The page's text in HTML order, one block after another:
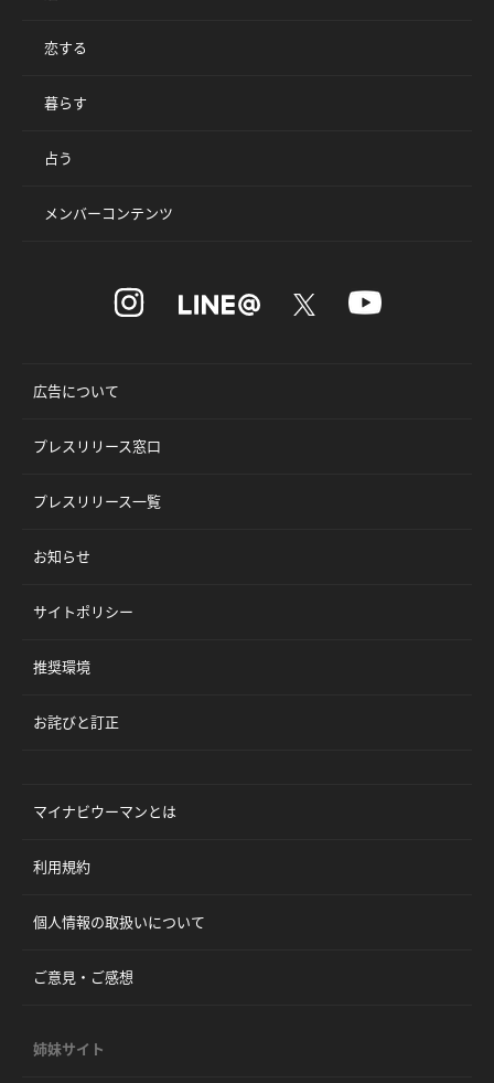
恋する
暮らす
占う
メンバーコンテンツ
広告について
プレスリリース窓口
プレスリリース一覧
お知らせ
サイトポリシー
推奨環境
お詫びと訂正
マイナビウーマンとは
利用規約
個人情報の取扱いについて
ご意見・ご感想
姉妹サイト